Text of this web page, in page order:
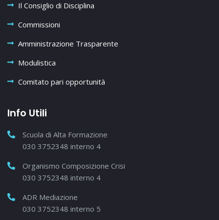
Il Consiglio di Disciplina
Commissioni
Amministrazione Trasparente
Modulistica
Comitato pari opportunità
Info Utili
Scuola di Alta Formazione
030 3752348 interno 4
Organismo Composizione Crisi
030 3752348 interno 4
ADR Mediazione
030 3752348 interno 5